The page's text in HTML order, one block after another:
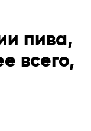
пива,
всего,